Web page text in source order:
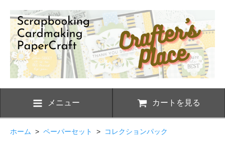
メニュー カートを見る
ホーム > ペーパーセット > コレクションパック